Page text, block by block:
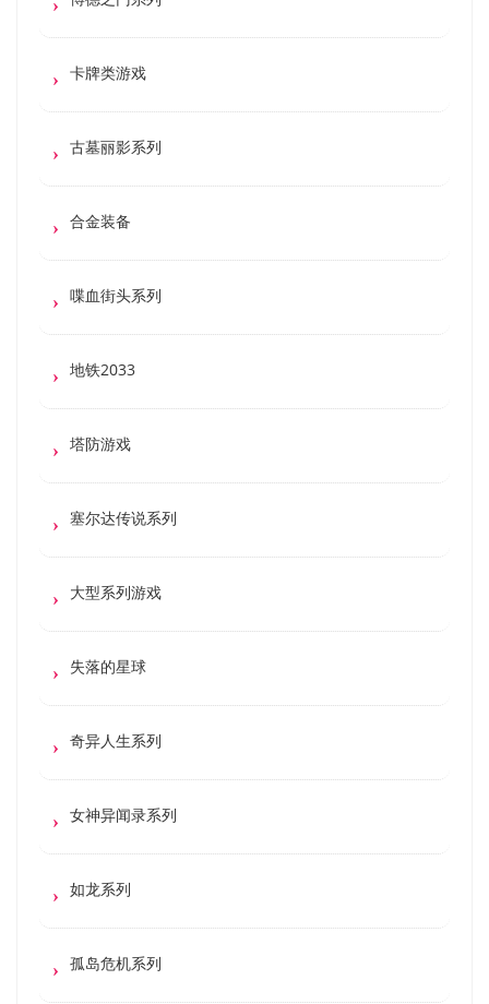
卡牌类游戏
古墓丽影系列
合金装备
喋血街头系列
地铁2033
塔防游戏
塞尔达传说系列
大型系列游戏
失落的星球
奇异人生系列
女神异闻录系列
如龙系列
孤岛危机系列